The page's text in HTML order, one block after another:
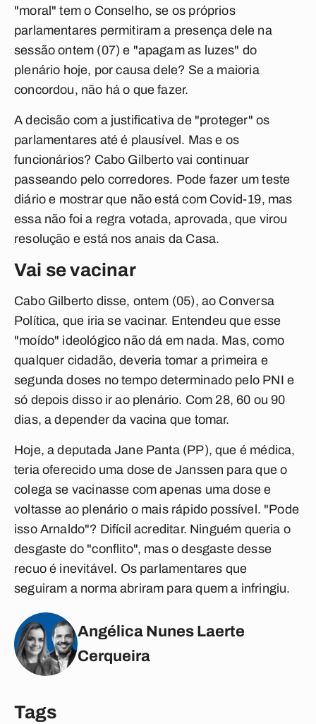
"moral" tem o Conselho, se os próprios
parlamentares permitiram a presença dele na
sessão ontem (07) e "apagam as luzes" do
plenário hoje, por causa dele? Se a maioria
concordou, não há o que fazer.
A decisão com a justificativa de "proteger" os
parlamentares até é plausível. Mas e os
funcionários? Cabo Gilberto vai continuar
passeando pelo corredores. Pode fazer um teste
diário e mostrar que não está com Covid-19, mas
essa não foi a regra votada, aprovada, que virou
resolução e está nos anais da Casa.
Vai se vacinar
Cabo Gilberto disse, ontem (05), ao Conversa
Política, que iria se vacinar. Entendeu que esse
"moído" ideológico não dá em nada. Mas, como
qualquer cidadão, deveria tomar a primeira e
segunda doses no tempo determinado pelo PNI e
só depois disso ir ao plenário. Com 28, 60 ou 90
dias, a depender da vacina que tomar.
Hoje, a deputada Jane Panta (PP), que é médica,
teria oferecido uma dose de Janssen para que o
colega se vacinasse com apenas uma dose e
voltasse ao plenário o mais rápido possível. "Pode
isso Arnaldo"? Difícil acreditar. Ninguém queria o
desgaste do "conflito", mas o desgaste desse
recuo é inevitável. Os parlamentares que
seguiram a norma abriram para quem a infringiu.
Angélica Nunes Laerte
Cerqueira
Tags